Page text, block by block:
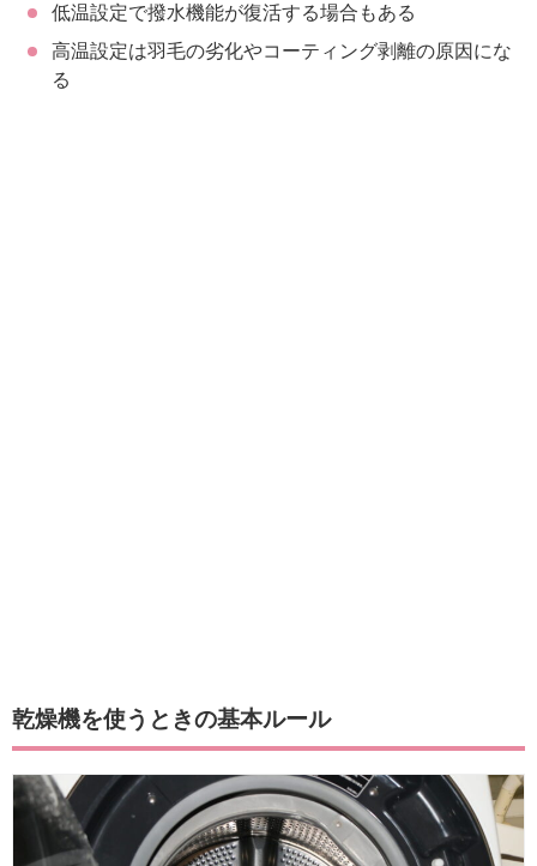
低温設定で撥水機能が復活する場合もある
高温設定は羽毛の劣化やコーティング剥離の原因にな
る
乾燥機を使うときの基本ルール